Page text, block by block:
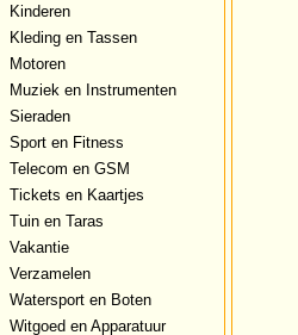
Kinderen
Kleding en Tassen
Motoren
Muziek en Instrumenten
Sieraden
Sport en Fitness
Telecom en GSM
Tickets en Kaartjes
Tuin en Taras
Vakantie
Verzamelen
Watersport en Boten
Witgoed en Apparatuur